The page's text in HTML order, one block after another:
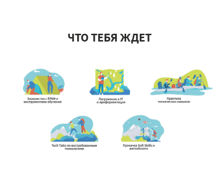
ЧТО ТЕБЯ ЖДЕТ